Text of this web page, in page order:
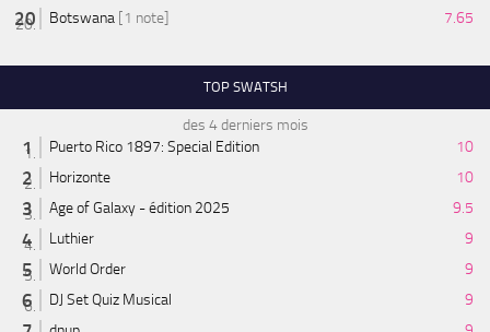
Botswana [1 note] 7.65
TOP SWATSH
des 4 derniers mois
Puerto Rico 1897: Special Edition
10
Horizonte
10
Age of Galaxy - édition 2025
9.5
Luthier
9
World Order
9
DJ Set Quiz Musical
9